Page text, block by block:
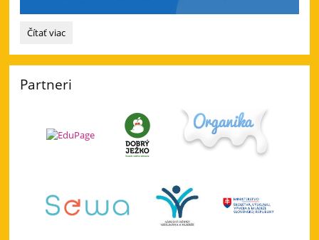
Pozvánka
na
telocvične
Čítať viac
Partneri